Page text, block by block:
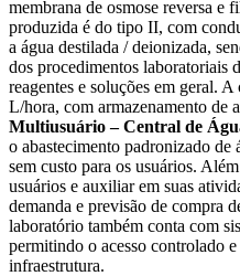
membrana de osmose reversa e
produzida é do tipo II, com
a água destilada / deionizada,
dos procedimentos laboratoriais
reagentes e soluções em geral.
L/hora, com armazenamento de
Multiusuário – Central de
o abastecimento padronizado de
sem custo para os usuários.
usuários e auxiliar em suas
demanda e previsão de compra
laboratório também conta com
permitindo o acesso controlado
infraestrutura.